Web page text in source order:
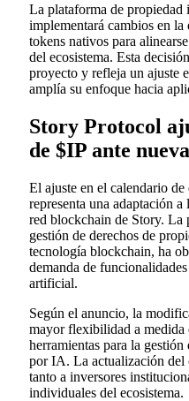
La plataforma de propiedad
implementará cambios en
tokens nativos para
del ecosistema. Esta
proyecto y refleja un ajuste
amplía su enfoque hacia
Story Protocol
de $IP ante
El ajuste en el calendario
representa una adaptación a
red blockchain de Story. La
gestión de derechos de
tecnología blockchain, ha
demanda de
artificial.
Según el anuncio, la
mayor flexibilidad a medida
herramientas para la
por IA. La actualización del
tanto a inversores
individuales del ecosistema.